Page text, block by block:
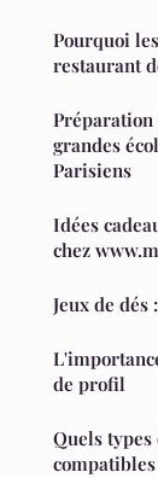
Pourquoi
restaurant
Préparation
grandes
Parisiens
Idées
chez
Jeux de
de profil
Quels types